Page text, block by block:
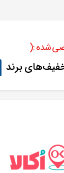
شده :(
برند